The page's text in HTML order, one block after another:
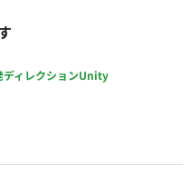
ディレクションUnity